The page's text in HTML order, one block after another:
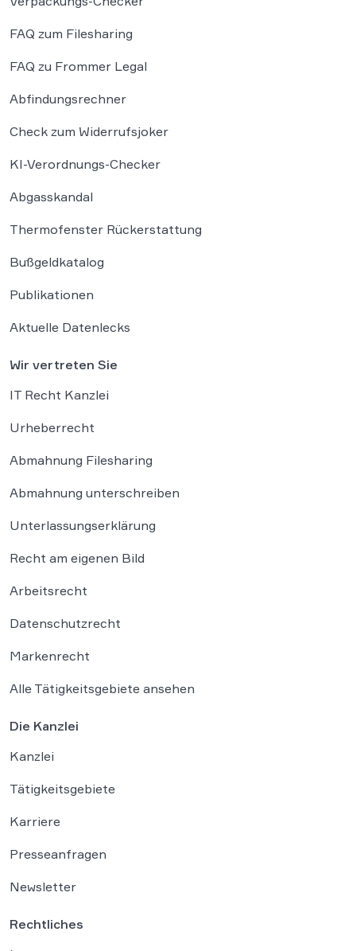
FAQ zum Filesharing
FAQ zu Frommer Legal
Abfindungsrechner
Check zum Widerrufsjoker
KI-Verordnungs-Checker
Abgasskandal
Thermofenster Rückerstattung
Bußgeldkatalog
Publikationen
Aktuelle Datenlecks
Wir vertreten Sie
IT Recht Kanzlei
Urheberrecht
Abmahnung Filesharing
Abmahnung unterschreiben
Unterlassungserklärung
Recht am eigenen Bild
Arbeitsrecht
Datenschutzrecht
Markenrecht
Alle Tätigkeitsgebiete ansehen
Die Kanzlei
Kanzlei
Tätigkeitsgebiete
Karriere
Presseanfragen
Newsletter
Rechtliches